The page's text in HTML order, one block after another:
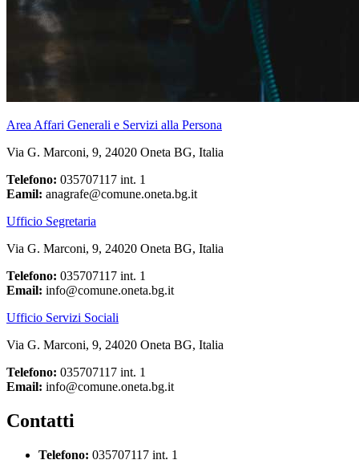
Area Affari Generali e Servizi alla Persona
Via G. Marconi, 9, 24020 Oneta BG, Italia
Telefono: 035707117 int. 1
Eamil: anagrafe@comune.oneta.bg.it
Ufficio Segretaria
Via G. Marconi, 9, 24020 Oneta BG, Italia
Telefono: 035707117 int. 1
Email: info@comune.oneta.bg.it
Ufficio Servizi Sociali
Via G. Marconi, 9, 24020 Oneta BG, Italia
Telefono: 035707117 int. 1
Email: info@comune.oneta.bg.it
Contatti
Telefono: 035707117 int. 1